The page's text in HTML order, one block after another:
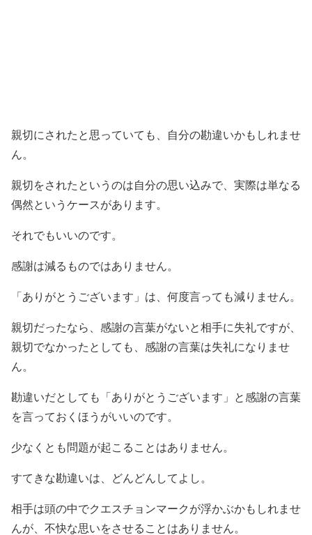
親切にされたと思っていても、自分の勘違いかもしれませ
ん。
親切をされたというのは自分の思い込みで、実際は単なる
偶然というケースがあります。
それでもいいのです。
感謝は減るものではありません。
「ありがとうございます」は、何度言っても減りません。
親切だったなら、感謝の言葉がないと相手に失礼ですが、
親切でなかったとしても、感謝の言葉は失礼になりませ
ん。
勘違いだとしても「ありがとうございます」と感謝の言葉
を言っておくほうがいいのです。
少なくとも問題が起こることはありません。
すてきな勘違いは、どんどんしてよし。
相手は頭の中でクエスチョンマークが浮かぶかもしれませ
んが、不快な思いをさせることはありません。